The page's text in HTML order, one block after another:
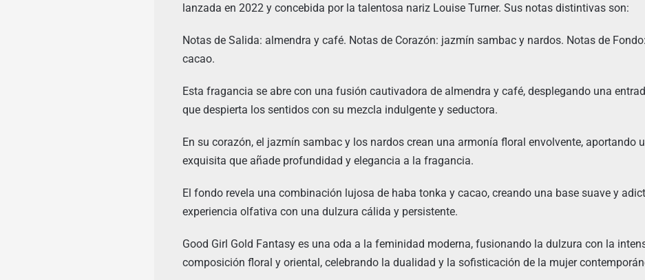
lanzada en 2022 y concebida por la talentosa nariz Louise Turner. Sus notas distintivas son:
Notas de Salida: almendra y café. Notas de Corazón: jazmín sambac y nardos. Notas de
cacao.
Esta fragancia se abre con una fusión cautivadora de almendra y café, desplegando una
que despierta los sentidos con su mezcla indulgente y seductora.
En su corazón, el jazmín sambac y los nardos crean una armonía floral envolvente, aportando
exquisita que añade profundidad y elegancia a la fragancia.
El fondo revela una combinación lujosa de haba tonka y cacao, creando una base suave y
experiencia olfativa con una dulzura cálida y persistente.
Good Girl Gold Fantasy es una oda a la feminidad moderna, fusionando la dulzura con la
composición floral y oriental, celebrando la dualidad y la sofisticación de la mujer